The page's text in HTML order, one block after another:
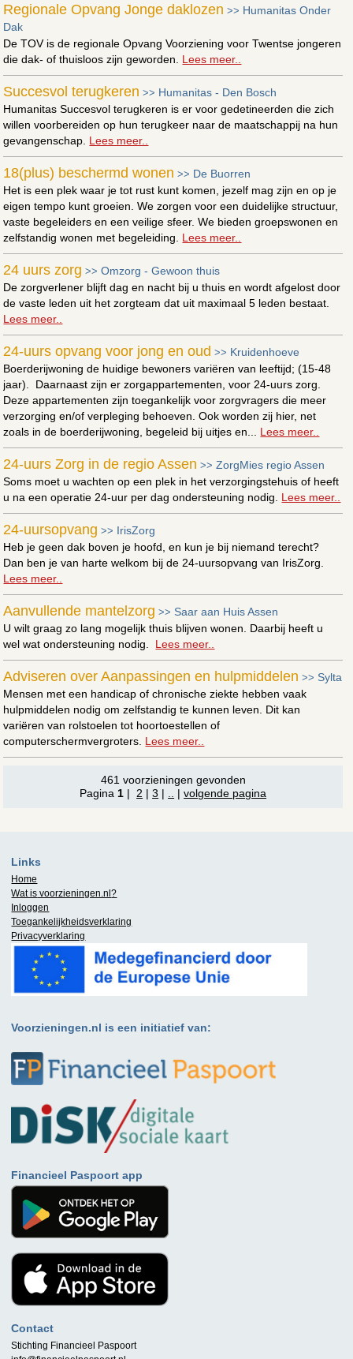
Regionale Opvang Jonge daklozen >> Humanitas Onder
Dak
De TOV is de regionale Opvang Voorziening voor Twentse jongeren
die dak- of thuisloos zijn geworden. Lees meer..
Succesvol terugkeren >> Humanitas - Den Bosch
Humanitas Succesvol terugkeren is er voor gedetineerden die zich
willen voorbereiden op hun terugkeer naar de maatschappij na hun
gevangenschap. Lees meer..
18(plus) beschermd wonen >> De Buorren
Het is een plek waar je tot rust kunt komen, jezelf mag zijn en op je
eigen tempo kunt groeien. We zorgen voor een duidelijke structuur,
vaste begeleiders en een veilige sfeer. We bieden groepswonen en
zelfstandig wonen met begeleiding. Lees meer..
24 uurs zorg >>Omzorg - Gewoon thuis
De zorgverlener blijft dag en nacht bij u thuis en wordt afgelost door
de vaste leden uit het zorgteam dat uit maximaal 5 leden bestaat.
Lees meer..
24-uurs opvang voor jong en oud >> Kruidenhoeve
Boerderijwoning de huidige bewoners variëren van leeftijd; (15-48
jaar). Daarnaast zijn er zorgappartementen, voor 24-uurs zorg.
Deze appartementen zijn toegankelijk voor zorgvragers die meer
verzorging en/of verpleging behoeven. Ook worden zij hier, net
zoals in de boerderijwoning, begeleid bij uitjes en... Lees meer..
24-uurs Zorg in de regio Assen >>ZorgMies regio Assen
Soms moet u wachten op een plek in het verzorgingstehuis of heeft
u na een operatie 24-uur per dag ondersteuning nodig. Lees meer..
24-uursopvang >> IrisZorg
Heb je geen dak boven je hoofd, en kun je bij niemand terecht?
Dan ben je van harte welkom bij de 24-uursopvang van IrisZorg.
Lees meer..
Aanvullende mantelzorg >> Saar aan Huis Assen
U wilt graag zo lang mogelijk thuis blijven wonen. Daarbij heeft u
wel wat ondersteuning nodig. Lees meer..
Adviseren over Aanpassingen en hulpmiddelen >> Sylta
Mensen met een handicap of chronische ziekte hebben vaak
hulpmiddelen nodig om zelfstandig te kunnen leven. Dit kan
variëren van rolstoelen tot hoortoestellen of
computerschermvergroters. Lees meer..
461 voorzieningen gevonden
Pagina 1 | 2 |3 | |volgende pagina
Links
Home
Wat is voorzieningen.nl?
Inloggen
Toegankelijkheidsverklaring
Privacyverklaring
Voorzieningen.nl is een initiatief van:
Financieel Paspoort app
Contact
Stichting Financieel Paspoort